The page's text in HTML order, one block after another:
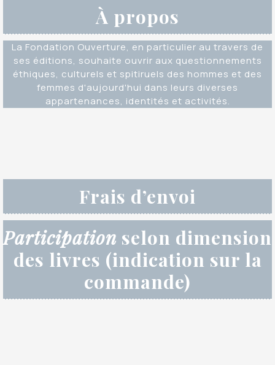
À propos
La Fondation Ouverture, en particulier au travers de
ses éditions, souhaite ouvrir aux questionnements
éthiques, culturels et spitiruels des hommes et des
femmes d'aujourd'hui dans leurs diverses
appartenances, identités et activités.
Frais d’envoi
Participation selon dimension
des livres (indication sur la
commande)